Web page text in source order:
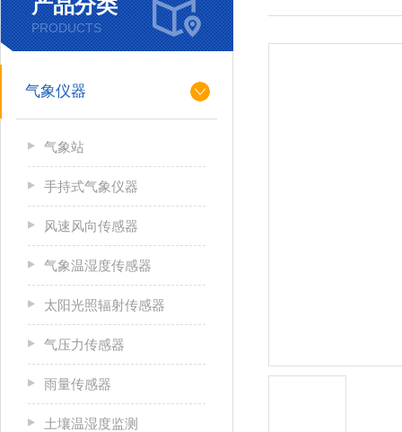
产品分类
PRODUCTS
气象仪器
气象站
手持式气象仪器
风速风向传感器
气象温湿度传感器
太阳光照辐射传感器
气压力传感器
雨量传感器
土壤温湿度监测